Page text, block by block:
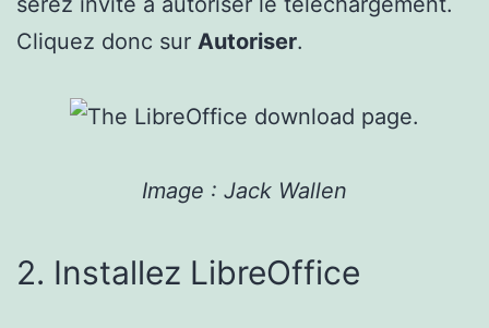
Cliquez donc sur Autoriser.
Image : Jack Wallen
2. Installez LibreOffice